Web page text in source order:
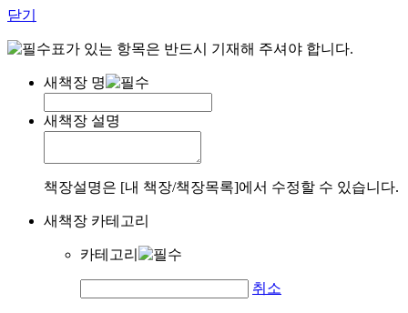
닫기
표가 있는 항목은 반드시 기재해 주셔야 합니다.
새책장 명
새책장 설명
책장설명은 [내 책장/책장목록]에서 수정할 수 있습니다.
새책장 카테고리
카테고리
취소